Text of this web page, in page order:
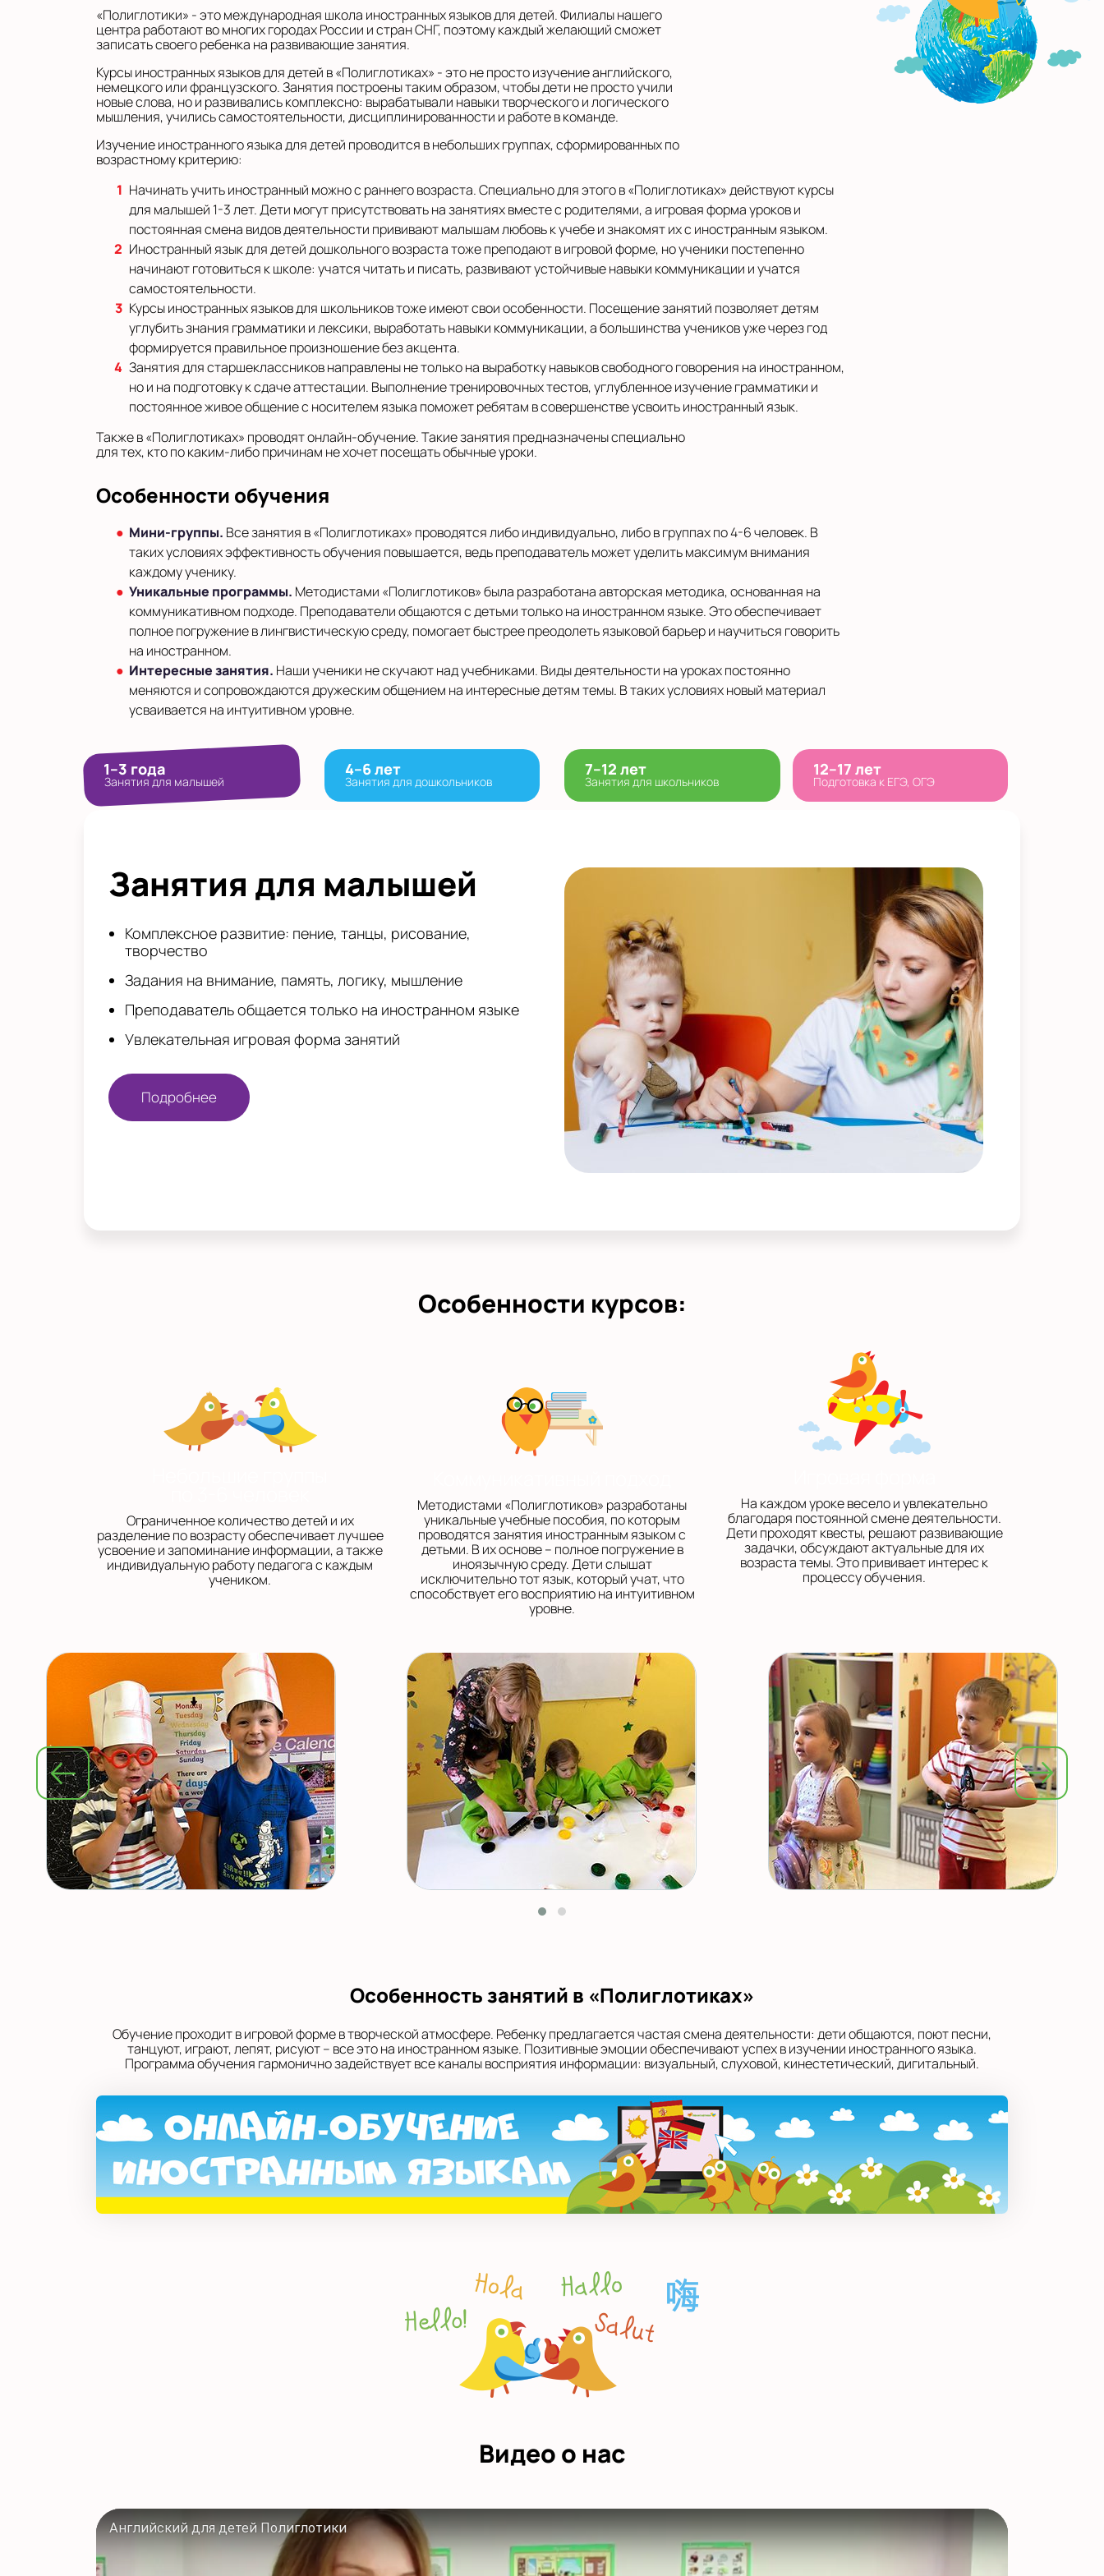
«Полиглотики» - это международная школа иностранных языков для детей. Филиалы нашего
центра работают во многих городах России и стран СНГ, поэтому каждый желающий сможет
записать своего ребенка на развивающие занятия.
Курсы иностранных языков для детей в «Полиглотиках» - это не просто изучение английского,
немецкого или французского. Занятия построены таким образом, чтобы дети не просто учили
новые слова, но и развивались комплексно: вырабатывали навыки творческого и логического
мышления, учились самостоятельности, дисциплинированности и работе в команде.
Изучение иностранного языка для детей проводится в небольших группах, сформированных по
возрастному критерию:
Начинать учить иностранный можно с раннего возраста. Специально для этого в «Полиглотиках» действуют курсы
для малышей 1-3 лет. Дети могут присутствовать на занятиях вместе с родителями, а игровая форма уроков и
постоянная смена видов деятельности прививают малышам любовь к учебе и знакомят их с иностранным языком.
Иностранный язык для детей дошкольного возраста тоже преподают в игровой форме, но ученики постепенно
начинают готовиться к школе: учатся читать и писать, развивают устойчивые навыки коммуникации и учатся
самостоятельности.
Курсы иностранных языков для школьников тоже имеют свои особенности. Посещение занятий позволяет детям
углубить знания грамматики и лексики, выработать навыки коммуникации, а большинства учеников уже через год
формируется правильное произношение без акцента.
Занятия для старшеклассников направлены не только на выработку навыков свободного говорения на иностранном,
но и на подготовку к сдаче аттестации. Выполнение тренировочных тестов, углубленное изучение грамматики и
постоянное живое общение с носителем языка поможет ребятам в совершенстве усвоить иностранный язык.
Также в «Полиглотиках» проводят онлайн-обучение. Такие занятия предназначены специально
для тех, кто по каким-либо причинам не хочет посещать обычные уроки.
Особенности обучения
Мини-группы. Все занятия в «Полиглотиках» проводятся либо индивидуально, либо в группах по 4-6 человек. В
таких условиях эффективность обучения повышается, ведь преподаватель может уделить максимум внимания
каждому ученику.
Уникальные программы. Методистами «Полиглотиков» была разработана авторская методика, основанная на
коммуникативном подходе. Преподаватели общаются с детьми только на иностранном языке. Это обеспечивает
полное погружение в лингвистическую среду, помогает быстрее преодолеть языковой барьер и научиться говорить
на иностранном.
Интересные занятия. Наши ученики не скучают над учебниками. Виды деятельности на уроках постоянно
меняются и сопровождаются дружеским общением на интересные детям темы. В таких условиях новый материал
усваивается на интуитивном уровне.
1–3 года
Занятия для малышей
4–6 лет
Занятия для дошкольников
7–12 лет
Занятия для школьников
12–17 лет
Подготовка к ЕГЭ, ОГЭ
Занятия для малышей
Комплексное развитие: пение, танцы, рисование,
творчество
Задания на внимание, память, логику, мышление
Преподаватель общается только на иностранном языке
Увлекательная игровая форма занятий
Подробнее
Особенности курсов:
Ограниченное количество детей и их
разделение по возрасту обеспечивает лучшее
усвоение и запоминание информации, а также
индивидуальную работу педагога с каждым
учеником.
Методистами «Полиглотиков» разработаны
уникальные учебные пособия, по которым
проводятся занятия иностранным языком с
детьми. В их основе – полное погружение в
иноязычную среду. Дети слышат
исключительно тот язык, который учат, что
способствует его восприятию на интуитивном
уровне.
На каждом уроке весело и увлекательно
благодаря постоянной смене деятельности.
Дети проходят квесты, решают развивающие
задачки, обсуждают актуальные для их
возраста темы. Это прививает интерес к
процессу обучения.
Особенность занятий в «Полиглотиках»
Обучение проходит в игровой форме в творческой атмосфере. Ребенку предлагается частая смена деятельности: дети общаются, поют песни,
танцуют, играют, лепят, рисуют – все это на иностранном языке. Позитивные эмоции обеспечивают успех в изучении иностранного языка.
Программа обучения гармонично задействует все каналы восприятия информации: визуальный, слуховой, кинестетический, дигитальный.
Видео о нас
Английский для детей Полиглотики